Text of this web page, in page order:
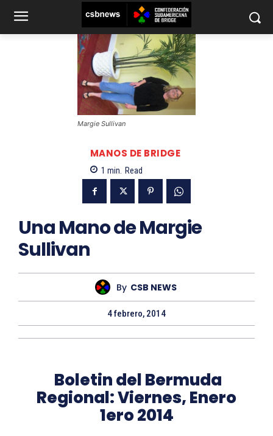
Margie Sullivan
MANOS DE BRIDGE
1 min. Read
Una Mano de Margie
Sullivan
By CSB NEWS
4 febrero, 2014
Boletin del Bermuda
Regional: Viernes, Enero
1ero 2014